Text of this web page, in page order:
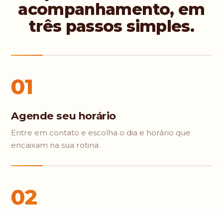
acompanhamento, em
três passos simples.
01
Agende seu horário
Entre em contato e escolha o dia e horário que
encaixam na sua rotina.
02